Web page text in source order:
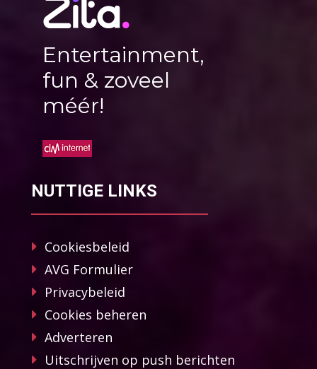
Entertainment,
fun & zoveel
méér!
NUTTIGE LINKS
Cookiesbeleid
AVG Formulier
Privacybeleid
Cookies beheren
Adverteren
Uitschrijven op push berichten